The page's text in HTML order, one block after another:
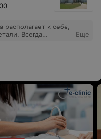
располагает к себе,
Всегда
утровне.
Еще